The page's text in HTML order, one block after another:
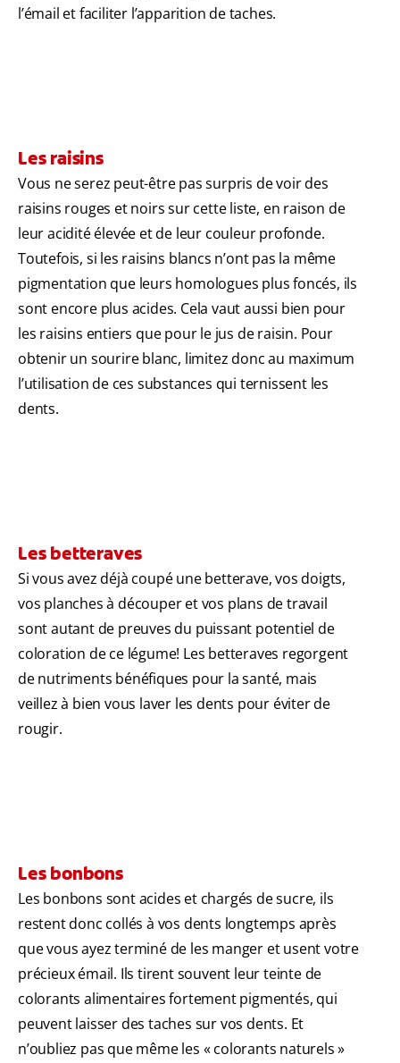
l’émail et faciliter l’apparition de taches.
Les raisins
Vous ne serez peut-être pas surpris de voir des
raisins rouges et noirs sur cette liste, en raison de
leur acidité élevée et de leur couleur profonde.
Toutefois, si les raisins blancs n’ont pas la même
pigmentation que leurs homologues plus foncés, ils
sont encore plus acides. Cela vaut aussi bien pour
les raisins entiers que pour le jus de raisin. Pour
obtenir un sourire blanc, limitez donc au maximum
l’utilisation de ces substances qui ternissent les
dents.
Les betteraves
Si vous avez déjà coupé une betterave, vos doigts,
vos planches à découper et vos plans de travail
sont autant de preuves du puissant potentiel de
coloration de ce légume! Les betteraves regorgent
de nutriments bénéfiques pour la santé, mais
veillez à bien vous laver les dents pour éviter de
rougir.
Les bonbons
Les bonbons sont acides et chargés de sucre, ils
restent donc collés à vos dents longtemps après
que vous ayez terminé de les manger et usent votre
précieux émail. Ils tirent souvent leur teinte de
colorants alimentaires fortement pigmentés, qui
peuvent laisser des taches sur vos dents. Et
n’oubliez pas que même les « colorants naturels »